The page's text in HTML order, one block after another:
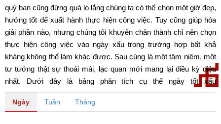
quý bạn cũng đừng quá lo lắng chúng ta có thể chọn một giờ đẹp,
hướng tốt để xuất hành thực hiện công việc. Tuy cũng giúp hóa
giải phần nào, nhưng chúng tôi khuyên chân thành chỉ nên chọn
thực hiện công việc vào ngày xấu trong trường hợp bất khả
kháng không thể làm khác được. Sau cùng là một tâm niệm, một
tư tưởng thật sự thoải mái, lạc quan mới mang lại điều kỳ diệu
nhất. Dưới đây là bảng phân tích cụ thể ngày tốt xấu
ngày 17/5/2026. Chúc quý bạn có một ngày may mắn và tốt lành.
Ngày Tuần Tháng